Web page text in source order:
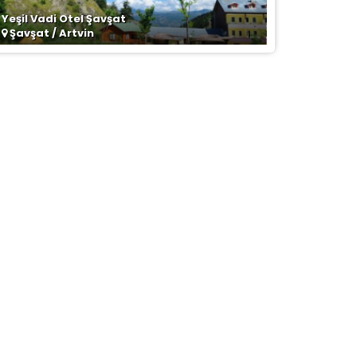
Yeşil Vadi Otel Şavşat
Şavşat / Artvin